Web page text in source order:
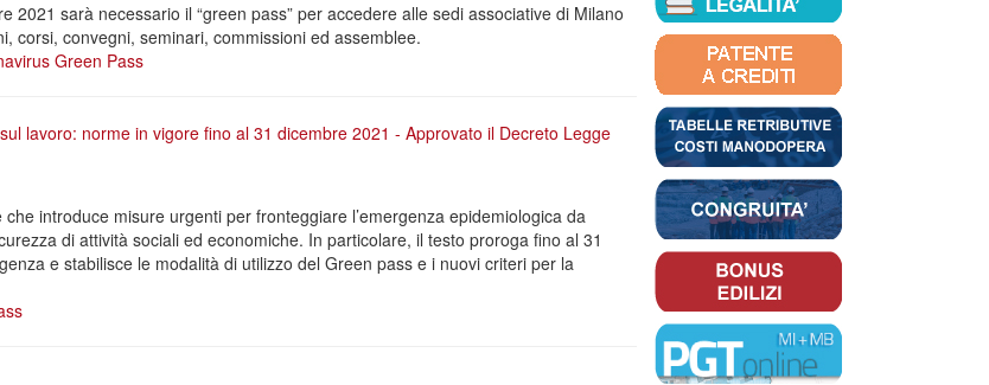
2021 sarà necessario il “green pass” per accedere alle sedi associative di Milano
corsi, convegni, seminari, commissioni ed assemblee.
Green Pass
lavoro: norme in vigore fino al 31 dicembre 2021 - Approvato il Decreto Legge
introduce misure urgenti per fronteggiare l’emergenza epidemiologica da
di attività sociali ed economiche. In particolare, il testo proroga fino al 31
e stabilisce le modalità di utilizzo del Green pass e i nuovi criteri per la